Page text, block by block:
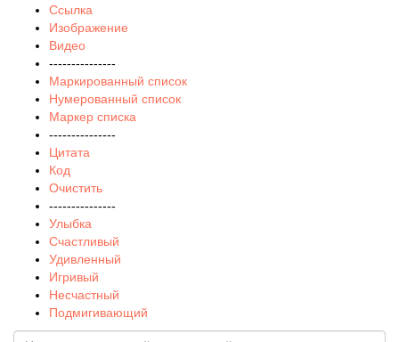
Ссылка
Изображение
Видео
---------------
Маркированный список
Нумерованный список
Маркер списка
---------------
Цитата
Код
Очистить
---------------
Улыбка
Счастливый
Удивленный
Игривый
Несчастный
Подмигивающий